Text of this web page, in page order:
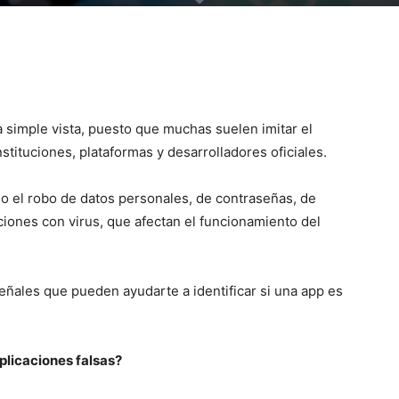
vista, puesto que muchas suelen imitar el
plataformas y desarrolladores oficiales.
el robo de datos personales, de contraseñas, de
con virus, que afectan el funcionamiento del
que pueden ayudarte a identificar si una app es
falsas?